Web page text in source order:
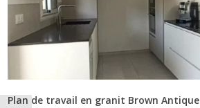
Plan de travail en granit Brown Antique